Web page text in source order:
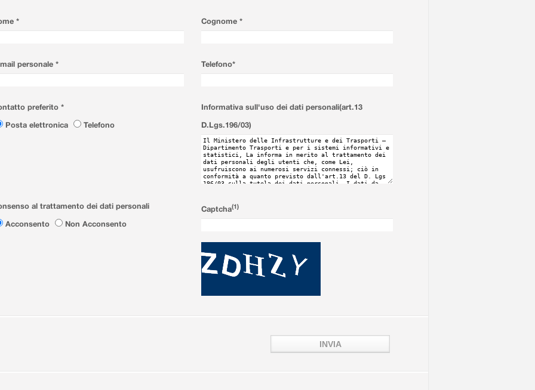
* Cognome *
personale * Telefono*
preferito *
Posta elettronica
Telefono
Informativa sull'uso dei dati personali(art.13
D.Lgs.196/03)
al trattamento dei dati personali
Acconsento
Non Acconsento
Captcha(1)